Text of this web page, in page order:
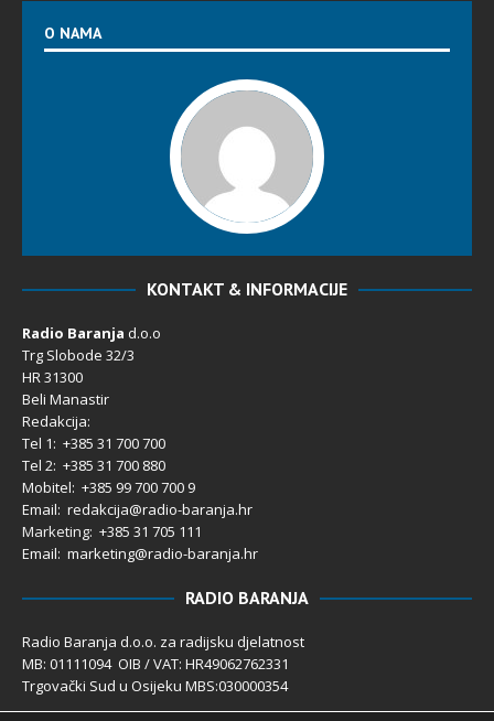
O NAMA
KONTAKT & INFORMACIJE
Radio Baranja d.o.o
Trg Slobode 32/3
HR 31300
Beli Manastir
Redakcija:
Tel 1: +385 31 700 700
Tel 2: +385 31 700 880
Mobitel: +385 99 700 700 9
Email: redakcija@radio-baranja.hr
Marketing: +385 31 705 111
Email: marketing@radio-baranja.hr
RADIO BARANJA
Radio Baranja d.o.o. za radijsku djelatnost
MB: 01111094 OIB / VAT: HR49062762331
Trgovački Sud u Osijeku MBS:030000354